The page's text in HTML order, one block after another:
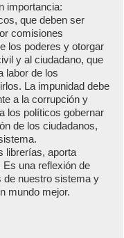
importancia:
que deben ser
comisiones
los poderes y otorgar
y al ciudadano, que
labor de los
La impunidad debe
a la corrupción y
los políticos gobernar
de los ciudadanos,
librerías, aporta
una reflexión de
de nuestro sistema y
mundo mejor.